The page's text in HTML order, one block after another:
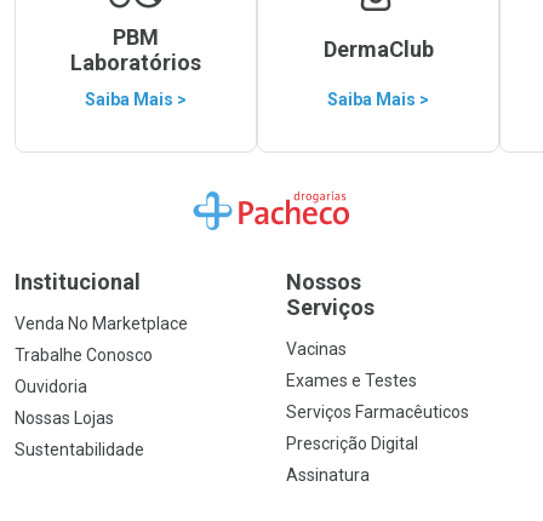
PBM
Laboratórios
Saiba Mais >
DermaClub
Saiba Mais >
Ir para a Home
Institucional
Venda No Marketplace
Trabalhe Conosco
Ouvidoria
Nossas Lojas
Sustentabilidade
Nossos
Serviços
Vacinas
Exames e Testes
Serviços Farmacêuticos
Prescrição Digital
Assinatura